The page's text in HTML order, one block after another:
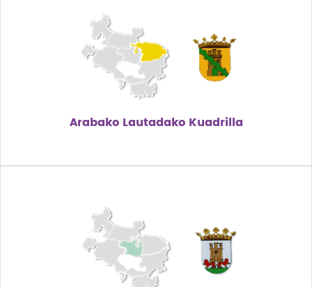
Arabako Lautadako Kuadrilla